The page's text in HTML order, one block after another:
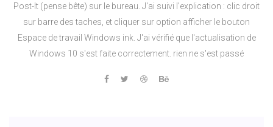
Post-It (pense bête) sur le bureau. J'ai suivi l'explication : clic droit
sur barre des taches, et cliquer sur option afficher le bouton
Espace de travail Windows ink. J'ai vérifié que l'actualisation de
Windows 10 s'est faite correctement. rien ne s'est passé